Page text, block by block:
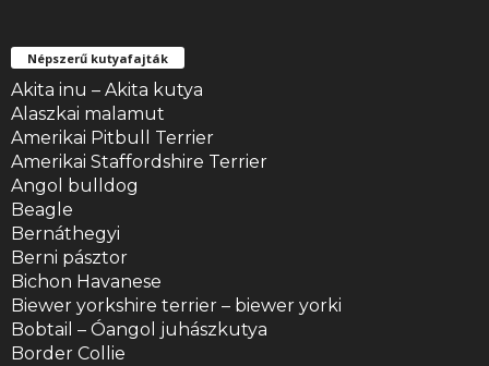
Népszerű kutyafajták
Akita inu – Akita kutya
Alaszkai malamut
Amerikai Pitbull Terrier
Amerikai Staffordshire Terrier
Angol bulldog
Beagle
Bernáthegyi
Berni pásztor
Bichon Havanese
Biewer yorkshire terrier – biewer yorki
Bobtail – Óangol juhászkutya
Border Collie